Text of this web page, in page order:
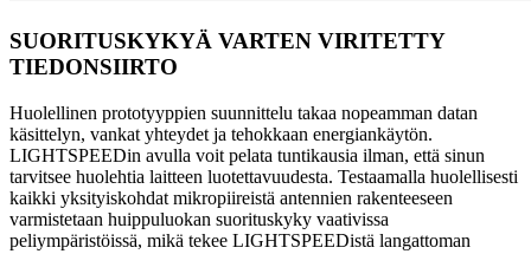
SUORITUSKYKYÄ VARTEN VIRITETTY
TIEDONSIIRTO
Huolellinen prototyyppien suunnittelu takaa nopeamman datan
käsittelyn, vankat yhteydet ja tehokkaan energiankäytön.
LIGHTSPEEDin avulla voit pelata tuntikausia ilman, että sinun
tarvitsee huolehtia laitteen luotettavuudesta. Testaamalla huolellisesti
kaikki yksityiskohdat mikropiireistä antennien rakenteeseen
varmistetaan huippuluokan suorituskyky vaativissa
peliympäristöissä, mikä tekee LIGHTSPEEDistä langattoman